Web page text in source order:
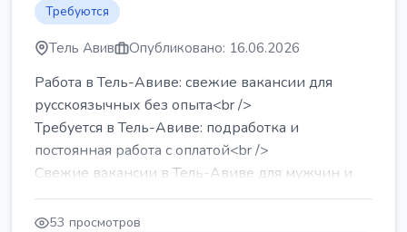
Требуются
Тель Авив Опубликовано: 16.06.2026
Работа в Тель-Авиве: свежие вакансии для
русскоязычных без опыта<br />
Требуется в Тель-Авиве: подработка и
постоянная работа с оплатой<br />
Свежие вакансии в Тель-Авиве для мужчин и
женщин от хозя...
53 просмотров